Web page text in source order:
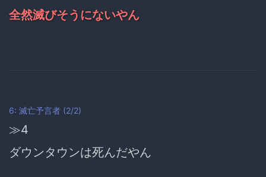
全然滅びそうにないやん
6: 滅亡予言者 (2/2)
≫4
ダウンタウンは死んだやん